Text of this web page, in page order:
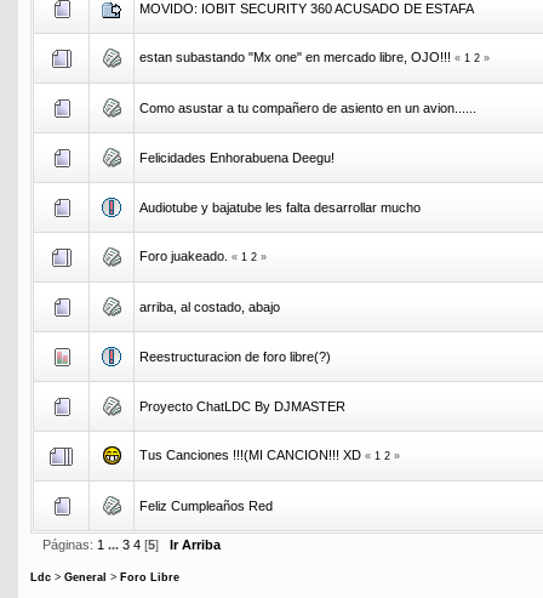
MOVIDO: IOBIT SECURITY 360 ACUSADO DE ESTAFA
estan subastando "Mx one" en mercado libre, OJO!!! « 1 2 »
Como asustar a tu compañero de asiento en un avion......
Felicidades Enhorabuena Deegu!
Audiotube y bajatube les falta desarrollar mucho
Foro juakeado. « 1 2 »
arriba, al costado, abajo
Reestructuracion de foro libre(?)
Proyecto ChatLDC By DJMASTER
Tus Canciones !!!(MI CANCION!!! XD « 1 2 »
Feliz Cumpleaños Red
Páginas: 1 ... 3 4 [5] Ir Arriba
Ldc > General > Foro Libre